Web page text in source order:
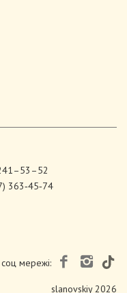
363‑45‑74
мережі:
slanovskiy 2026